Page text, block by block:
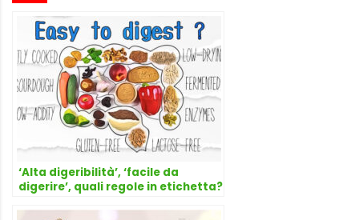
‘Alta digeribilità’, ‘facile da
digerire’, quali regole in etichetta?